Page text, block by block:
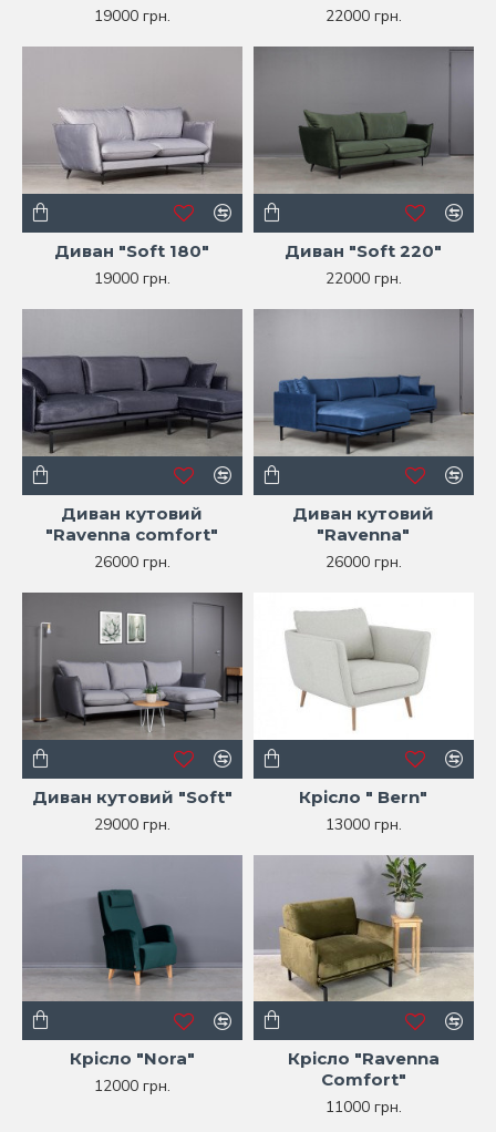
19000 грн.
22000 грн.
Диван "Soft 180"
19000 грн.
Диван "Soft 220"
22000 грн.
Диван кутовий
"Ravenna comfort"
26000 грн.
Диван кутовий
"Ravenna"
26000 грн.
Диван кутовий "Soft"
29000 грн.
Крісло " Bern"
13000 грн.
Крісло "Nora"
12000 грн.
Крісло "Ravenna
Comfort"
11000 грн.